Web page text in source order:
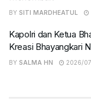
BY SITI MARDHEATUL
Kapolri dan Ketua
Kreasi Bhayangkari
BY SALMA HN 2026/